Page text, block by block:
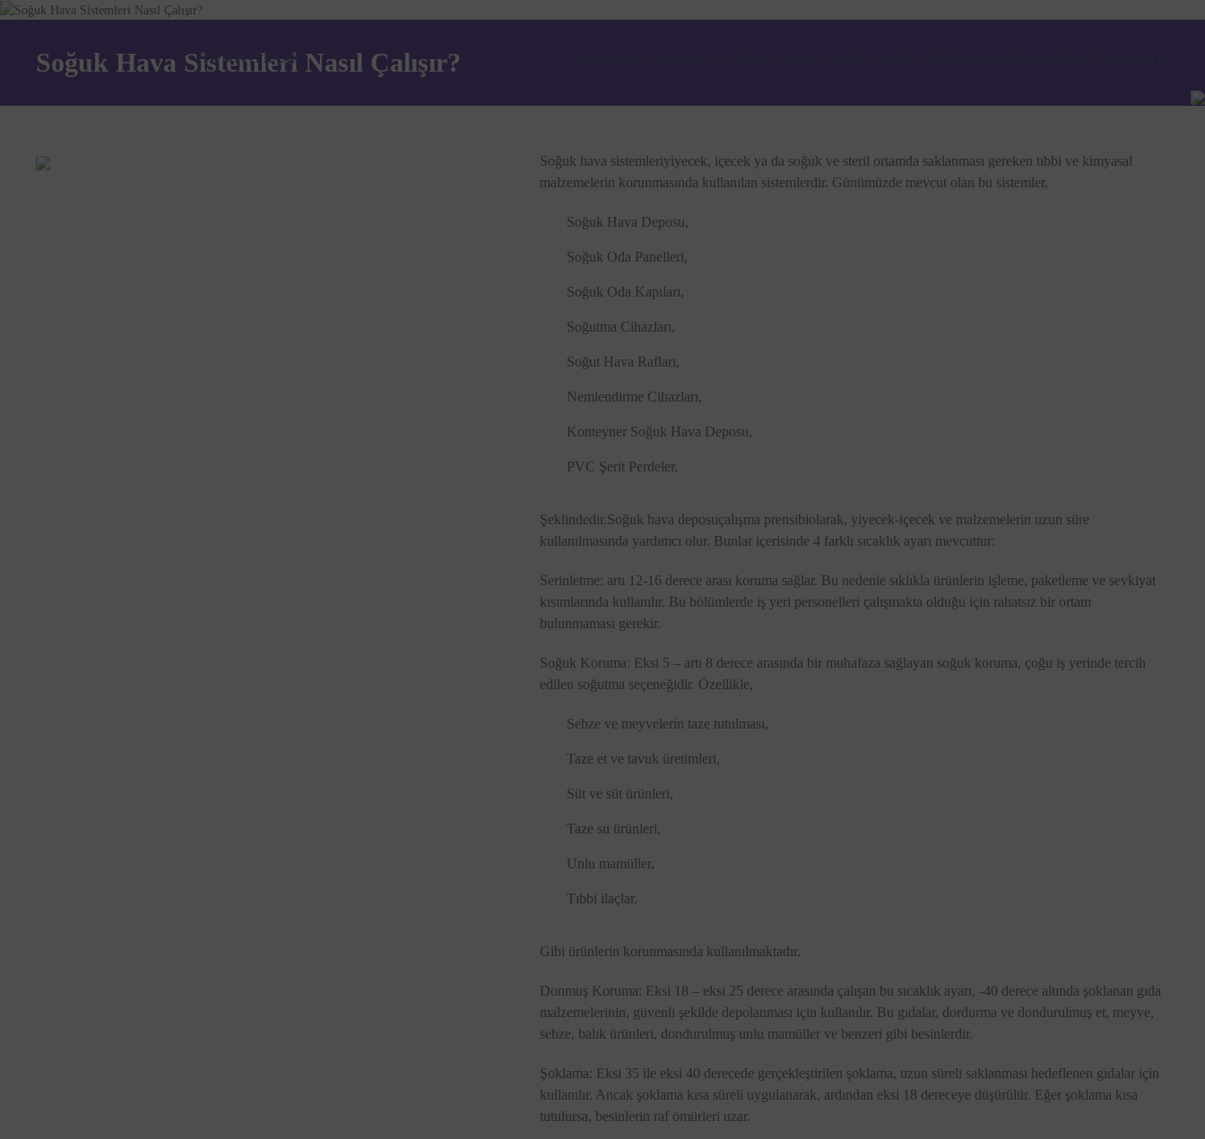
TR|EN|FR|AR
Soğuk Hava Sistemleri Nasıl Çalışır?
Soğuk hava sistemleriyiyecek, içecek ya da soğuk ve steril ortamda saklanması gereken tıbbi ve kimyasal
malzemelerin korunmasında kullanılan sistemlerdir. Günümüzde mevcut olan bu sistemler,
Soğuk Hava Deposu,
Soğuk Oda Panelleri,
Soğuk Oda Kapıları,
Soğutma Cihazları,
Soğut Hava Rafları,
Nemlendirme Cihazları,
Konteyner Soğuk Hava Deposu,
PVC Şerit Perdeler,
Şeklindedir.Soğuk hava deposuçalışma prensibiolarak, yiyecek-içecek ve malzemelerin uzun süre
kullanılmasında yardımcı olur. Bunlar içerisinde 4 farklı sıcaklık ayarı mevcuttur:
Serinletme: artı 12-16 derece arası koruma sağlar. Bu nedenle sıklıkla ürünlerin işleme, paketleme ve sevkiyat
kısımlarında kullanılır. Bu bölümlerde iş yeri personelleri çalışmakta olduğu için rahatsız bir ortam
bulunmaması gerekir.
Soğuk Koruma: Eksi 5 – artı 8 derece arasında bir muhafaza sağlayan soğuk koruma, çoğu iş yerinde tercih
edilen soğutma seçeneğidir. Özellikle,
Sebze ve meyvelerin taze tutulması,
Taze et ve tavuk üretimleri,
Süt ve süt ürünleri,
Taze su ürünleri,
Unlu mamüller,
Tıbbi ilaçlar,
Gibi ürünlerin korunmasında kullanılmaktadır.
Donmuş Koruma: Eksi 18 – eksi 25 derece arasında çalışan bu sıcaklık ayarı, -40 derece altında şoklanan gıda
malzemelerinin, güvenli şekilde depolanması için kullanılır. Bu gıdalar, dordurma ve dondurulmuş et, meyve,
sebze, balık ürünleri, dondurulmuş unlu mamüller ve benzeri gibi besinlerdir.
Şoklama: Eksi 35 ile eksi 40 derecede gerçekleştirilen şoklama, uzun süreli saklanması hedeflenen gıdalar için
kullanılır. Ancak şoklama kısa süreli uygulanarak, ardından eksi 18 dereceye düşürülür. Eğer şoklama kısa
tutulursa, besinlerin raf ömürleri uzar.